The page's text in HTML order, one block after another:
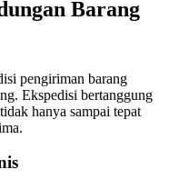
Barang
pengiriman barang
Ekspedisi bertanggung
hanya sampai tepat